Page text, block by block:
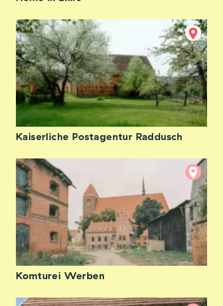
Kaiserliche Postagentur Raddusch
Komturei Werben